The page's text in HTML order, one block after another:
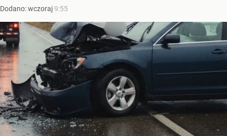
Dodano:wczoraj9:55